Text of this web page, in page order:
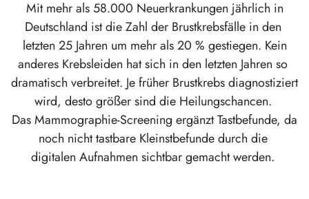
Mit mehr als 58.000 Neuerkrankungen jährlich in
Deutschland ist die Zahl der Brustkrebsfälle in den
letzten 25 Jahren um mehr als 20 % gestiegen. Kein
anderes Krebsleiden hat sich in den letzten Jahren so
dramatisch verbreitet. Je früher Brustkrebs diagnostiziert
wird, desto größer sind die Heilungschancen.
Das Mammographie-Screening ergänzt Tastbefunde, da
noch nicht tastbare Kleinstbefunde durch die
digitalen Aufnahmen sichtbar gemacht werden.